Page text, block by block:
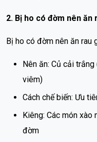
2. Bị ho có đờm nên ăn
Bị ho có đờm nên ăn rau
Nên ăn: Củ cải
viêm)
Cách chế biến: Ưu
Kiêng: Các món xào
đờm